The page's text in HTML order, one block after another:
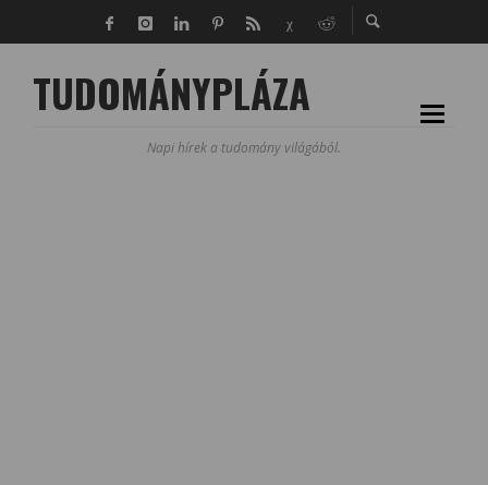
TUDOMÁNYPLÁZA
Napi hírek a tudomány világából.